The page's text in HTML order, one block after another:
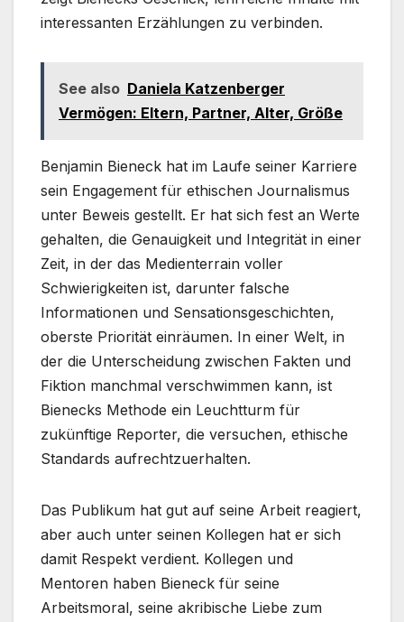
interessanten Erzählungen zu verbinden.
See also Daniela Katzenberger
Vermögen: Eltern, Partner, Alter, Größe
Benjamin Bieneck hat im Laufe seiner Karriere
sein Engagement für ethischen Journalismus
unter Beweis gestellt. Er hat sich fest an Werte
gehalten, die Genauigkeit und Integrität in einer
Zeit, in der das Medienterrain voller
Schwierigkeiten ist, darunter falsche
Informationen und Sensationsgeschichten,
oberste Priorität einräumen. In einer Welt, in
der die Unterscheidung zwischen Fakten und
Fiktion manchmal verschwimmen kann, ist
Bienecks Methode ein Leuchtturm für
zukünftige Reporter, die versuchen, ethische
Standards aufrechtzuerhalten.
Das Publikum hat gut auf seine Arbeit reagiert,
aber auch unter seinen Kollegen hat er sich
damit Respekt verdient. Kollegen und
Mentoren haben Bieneck für seine
Arbeitsmoral, seine akribische Liebe zum